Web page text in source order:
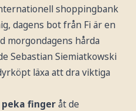
shoppingbank
dagens bot från Fi är en
morgondagens hårda
Sebastian Siemiatkowski
läxa att dra viktiga
fingeråt de